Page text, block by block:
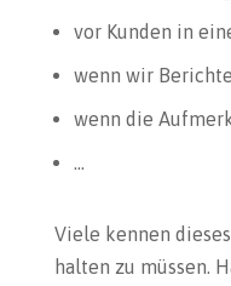
vor Kunden in
wenn wir
wenn die
…
Viele kennen
halten zu müssen.